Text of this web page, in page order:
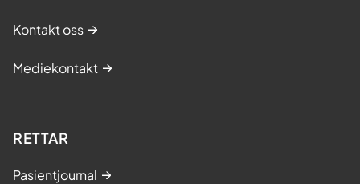
Kontakt oss
Mediekontakt
RETTAR
Pasientjournal